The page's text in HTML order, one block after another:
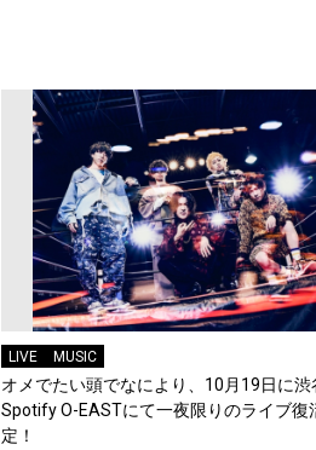
LIVE MUSIC
オメでたい頭でなにより、10月19日に渋
Spotify O-EASTにて一夜限りのライブ復
定！